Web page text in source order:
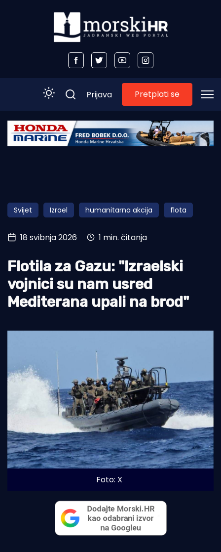
Početna
Obala
Otoci
Turizam i nautika
Pomorstvo
Ribolov
Ekologija
Prijava Pretplati se
Svijet Izrael humanitarna akcija flota
18 svibnja 2026 1 min. čitanja
Flotila za Gazu: "Izraelski
vojnici su nam usred
Mediterana upali na brod"
Foto: X